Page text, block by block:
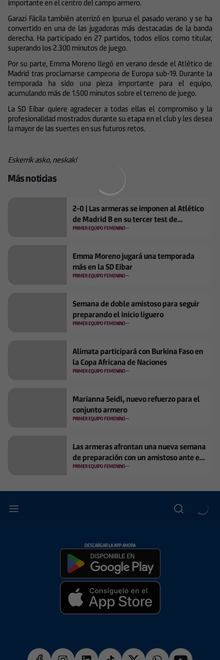
importante en el centro del campo armero.
Garazi Fácila también aterrizó en Ipurua el pasado verano y se ha
convertido en una de las jugadoras más destacadas de la banda
derecha. Ha participado en 27 partidos, todos ellos como titular,
superando los 2.300 minutos de juego.
Por su parte, Emma Moreno llegó en verano desde el Atlético de
Madrid tras proclamarse campeona de Europa sub-19. Durante la
temporada ha sido una pieza importante para el equipo,
acumulando más de 1.500 minutos sobre el terreno de juego.
La SD Eibar quiere agradecer a todas ellas el compromiso y la
profesionalidad mostrados durante su etapa en el club y les desea
la mayor de las suertes en sus futuros retos.
Eskerrik asko, neskak!
Más noticias
2-0 | Las armeras se imponen al Atlético
de Madrid B en su tercer test de
pretemporada
PRIMER EQUIPO FEMENINO
Emma Moreno jugará una temporada
más en la SD Eibar
PRIMER EQUIPO FEMENINO
Semana de doble amistoso para seguir
preparando el inicio liguero
PRIMER EQUIPO FEMENINO
Alimata participará con Burkina Faso en
la Copa Africana de Naciones
PRIMER EQUIPO FEMENINO
Marianna Seidl, nuevo refuerzo para el
conjunto armero
PRIMER EQUIPO FEMENINO
Las armeras afrontan una nueva semana
de preparación con un amistoso ante el
Toulouse FC
PRIMER EQUIPO FEMENINO
DESCARGAR LA APP AHORA